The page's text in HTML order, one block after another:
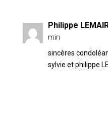
Philippe
min
sincères
sylvie et philippe